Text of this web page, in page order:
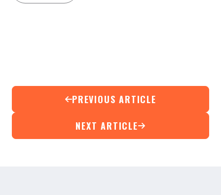
PREVIOUS ARTICLE
NEXT ARTICLE